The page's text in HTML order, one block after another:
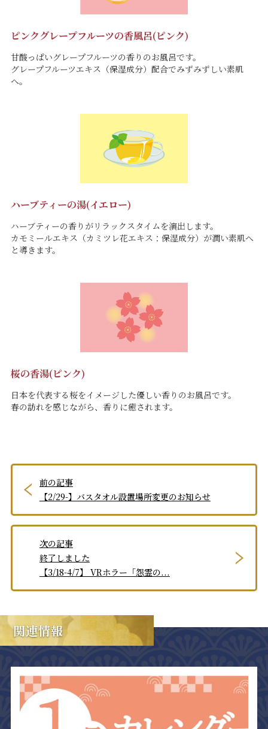
ピンクグレープフルーツの香風呂(ピンク)
甘酸っぱいグレープフルーツの香りのお風呂です。
グレープフルーツエキス（保湿成分）配合でみずみずしい素肌
へ。
ハーブティーの湯(イエロー)
ハーブティーの香りがリラックスタイムを演出します。
カモミールエキス（カミツレ花エキス：保湿成分）が潤い素肌へ
と導きます。
桜の香湯(ピンク)
日本を代表する桜をイメージした優しい香りのお風呂です。
春の訪れを感じながら、香りに癒されます。
前の記事
【2/29-】バスタオル設置場所変更のお知らせ
次の記事
終了しました
【3/18-4/7】 VRホラー「怨霊の...
関連情報